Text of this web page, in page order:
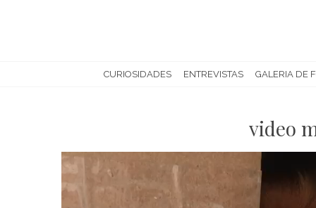
CURIOSIDADES ENTREVISTAS GALERIA DE
video
Tocador
de
vídeo